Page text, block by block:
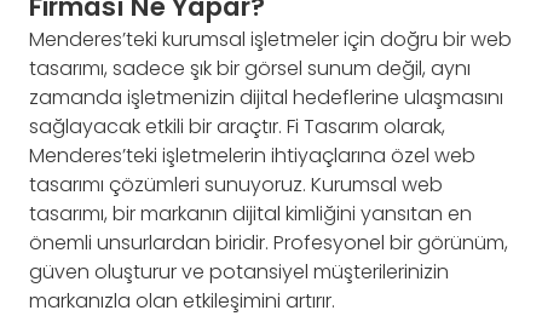
Menderes’teki kurumsal işletmeler için doğru bir web
tasarımı, sadece şık bir görsel sunum değil, aynı
zamanda işletmenizin dijital hedeflerine ulaşmasını
sağlayacak etkili bir araçtır. Fi Tasarım olarak,
Menderes’teki işletmelerin ihtiyaçlarına özel web
tasarımı çözümleri sunuyoruz. Kurumsal web
tasarımı, bir markanın dijital kimliğini yansıtan en
önemli unsurlardan biridir. Profesyonel bir görünüm,
güven oluşturur ve potansiyel müşterilerinizin
markanızla olan etkileşimini artırır.